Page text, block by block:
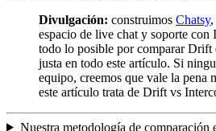
Divulgación: construimos Chatsy,
espacio de live chat y soporte con
todo lo posible por comparar Drift
justa en todo este artículo. Si
equipo, creemos que vale la pena
este artículo trata de Drift vs
Nuestra metodología de comparación